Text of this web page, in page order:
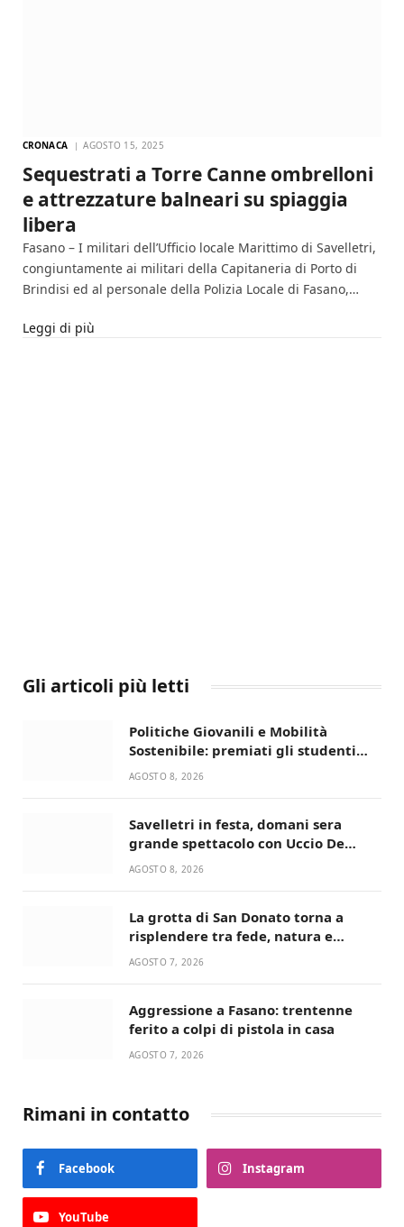
CRONACA AGOSTO 15, 2025
Sequestrati a Torre Canne ombrelloni
e attrezzature balneari su spiaggia
libera
Fasano – I militari dell’Ufficio locale Marittimo di Savelletri,
congiuntamente ai militari della Capitaneria di Porto di
Brindisi ed al personale della Polizia Locale di Fasano,…
Leggi di più
Gli articoli più letti
Politiche Giovanili e Mobilità
Sostenibile: premiati gli studenti
universitari del bando “La strada
AGOSTO 8, 2026
Savelletri in festa, domani sera
grande spettacolo con Uccio De
Santis
AGOSTO 8, 2026
La grotta di San Donato torna a
risplendere tra fede, natura e
devozione
AGOSTO 7, 2026
Aggressione a Fasano: trentenne
ferito a colpi di pistola in casa
AGOSTO 7, 2026
Rimani in contatto
Facebook Instagram
YouTube